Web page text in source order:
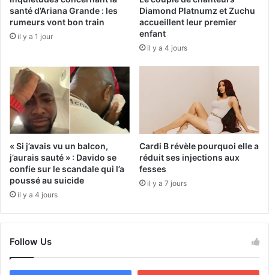
santé d’Ariana Grande : les
rumeurs vont bon train
il y a 1 jour
Diamond Platnumz et Zuchu
accueillent leur premier
enfant
il y a 4 jours
« Si j’avais vu un balcon,
j’aurais sauté » : Davido se
confie sur le scandale qui l’a
poussé au suicide
il y a 4 jours
Cardi B révèle pourquoi elle a
réduit ses injections aux
fesses
il y a 7 jours
Follow Us